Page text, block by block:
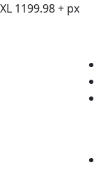
XL 1199.98 + px